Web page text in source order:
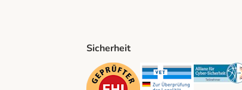
Sicherheit
Security Security